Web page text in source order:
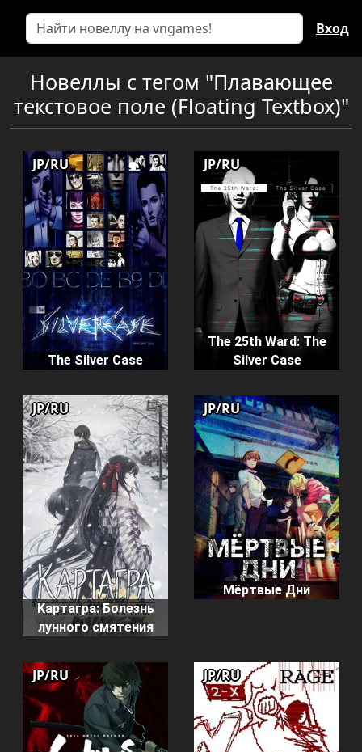
Вход
Новеллы с тегом "Плавающее
текстовое поле (Floating Textbox)"
The Silver Case
JP/RU
The 25th Ward: The
Silver Case
JP/RU
Картагра: Болезнь
лунного смятения
JP/RU
Мёртвые Дни
JP/RU
JP/RU JP/RU